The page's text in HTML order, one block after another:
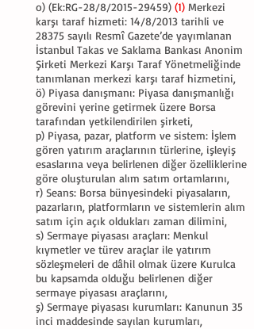
o) (Ek:RG-28/8/2015-29459) (1) Merkezi
karşı taraf hizmeti: 14/8/2013 tarihli ve
28375 sayılı Resmî Gazete’de yayımlanan
İstanbul Takas ve Saklama Bankası Anonim
Şirketi Merkezi Karşı Taraf Yönetmeliğinde
tanımlanan merkezi karşı taraf hizmetini,
ö) Piyasa danışmanı: Piyasa danışmanlığı
görevini yerine getirmek üzere Borsa
tarafından yetkilendirilen şirketi,
p) Piyasa, pazar, platform ve sistem: İşlem
gören yatırım araçlarının türlerine, işleyiş
esaslarına veya belirlenen diğer özelliklerine
göre oluşturulan alım satım ortamlarını,
r) Seans: Borsa bünyesindeki piyasaların,
pazarların, platformların ve sistemlerin alım
satım için açık oldukları zaman dilimini,
s) Sermaye piyasası araçları: Menkul
kıymetler ve türev araçlar ile yatırım
sözleşmeleri de dâhil olmak üzere Kurulca
bu kapsamda olduğu belirlenen diğer
sermaye piyasası araçlarını,
ş) Sermaye piyasası kurumları: Kanunun 35
inci maddesinde sayılan kurumları,